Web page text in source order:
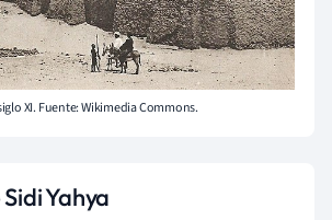
XI. Fuente: Wikimedia Commons.
Yahya